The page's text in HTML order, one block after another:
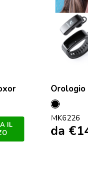
IL
Nero
MK6226
da €